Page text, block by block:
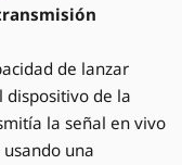
de lanzar
dispositivo de la
la señal en vivo
una